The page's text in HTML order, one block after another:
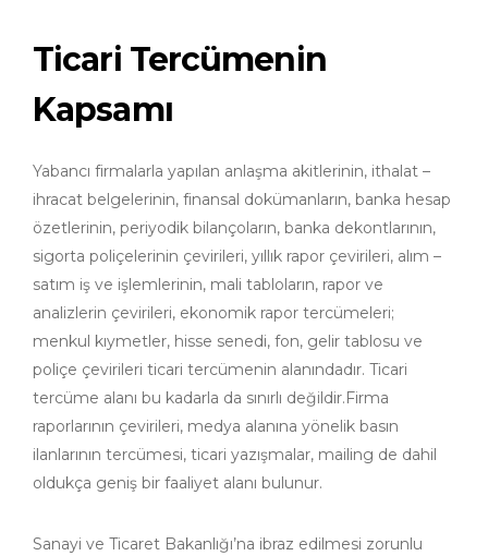
Ticari Tercümenin
Kapsamı
Yabancı firmalarla yapılan anlaşma akitlerinin, ithalat –
ihracat belgelerinin, finansal dokümanların, banka hesap
özetlerinin, periyodik bilançoların, banka dekontlarının,
sigorta poliçelerinin çevirileri, yıllık rapor çevirileri, alım –
satım iş ve işlemlerinin, mali tabloların, rapor ve
analizlerin çevirileri, ekonomik rapor tercümeleri;
menkul kıymetler, hisse senedi, fon, gelir tablosu ve
poliçe çevirileri ticari tercümenin alanındadır. Ticari
tercüme alanı bu kadarla da sınırlı değildir.Firma
raporlarının çevirileri, medya alanına yönelik basın
ilanlarının tercümesi, ticari yazışmalar, mailing de dahil
oldukça geniş bir faaliyet alanı bulunur.
Sanayi ve Ticaret Bakanlığı’na ibraz edilmesi zorunlu